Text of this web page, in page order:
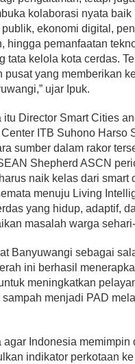
kolaborasi nyata baik
ekonomi digital,
hingga pemanfaatan
tata kelola kota cerdas.
pusat yang memberikan
ujar Ipuk.
itu Director Smart Cities
Center ITB Suhono Harso
sumber dalam rakor
Shepherd ASCN
naik kelas dari smart
menuju Living
yang hidup, adaptif,
masalah warga
Banyuwangi sebagai
ini berhasil
meningkatkan
menjadi PAD
agar Indonesia memimpin
indikator perkotaan